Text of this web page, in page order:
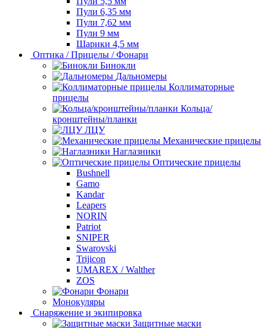
Пули 6,35 мм
Пули 7,62 мм
Пули 9 мм
Шарики 4,5 мм
Оптика / Прицелы / Фонари
Бинокли
Дальномеры
Коллиматорные
прицелы
Кольца/
кронштейны/планки
ЛЦУ
Механические прицелы
Наглазники
Оптические прицелы
Bushnell
Gamo
Kandar
Leapers
NORIN
Patriot
SNIPER
Swarovski
Trijicon
UMAREX / Walther
ZOS
Фонари
Монокуляры
Снаряжение и экипировка
Защитные маски